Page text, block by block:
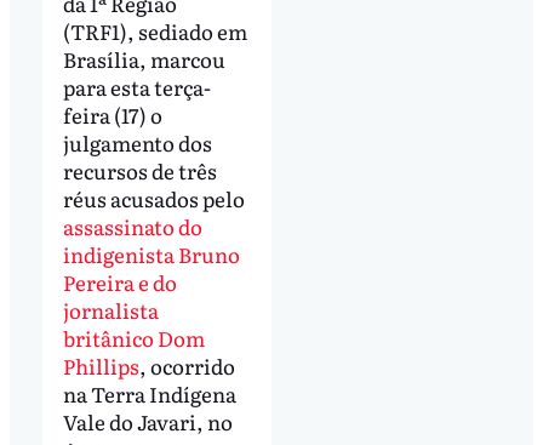
(TRF1), sediado em
Brasília, marcou
para esta terça-
feira (17) o
julgamento dos
recursos de três
réus acusados pelo
assassinato do
indigenista Bruno
Pereira e do
jornalista
britânico Dom
Phillips, ocorrido
na Terra Indígena
Vale do Javari, no